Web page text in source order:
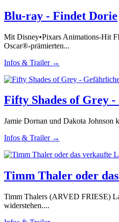
Blu-ray - Findet Dorie
Mit Disney•Pixars Animations-Hit
Oscar®-prämierten...
Infos & Trailer →
Fifty Shades of Grey
Jamie Dornan und Dakota Johnson
Infos & Trailer →
Timm Thaler oder
Timm Thalers (ARVED FRIESE)
widerstehen....